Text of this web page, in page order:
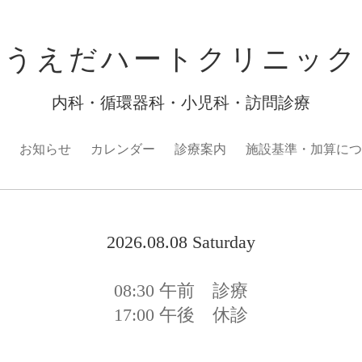
うえだハートクリニック
内科・循環器科・小児科・訪問診療
お知らせ カレンダー 診療案内 施設基準・加算に
2026.08.08 Saturday
08:30 午前 診療
17:00 午後 休診